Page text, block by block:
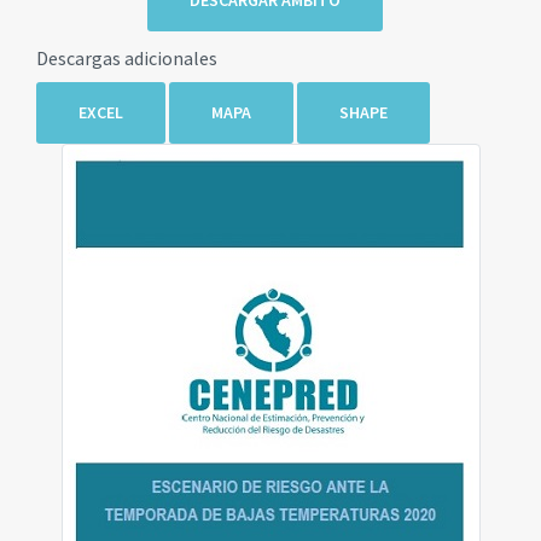
Descargas adicionales
EXCEL MAPA SHAPE